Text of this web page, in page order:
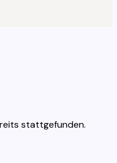
stattgefunden.